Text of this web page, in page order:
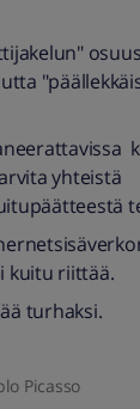
osuus
yhteistä
kuitu riittää.
turhaksi.
Picasso